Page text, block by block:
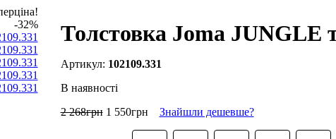
-32%
Толстовка Joma JUNGLE
102109.331
В наявності
2 268грн 1 550грн Знайшли дешевше?